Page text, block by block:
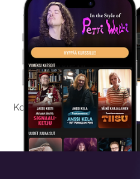
Kokeile
Kokeilemalla ilmaiseksi
viikon